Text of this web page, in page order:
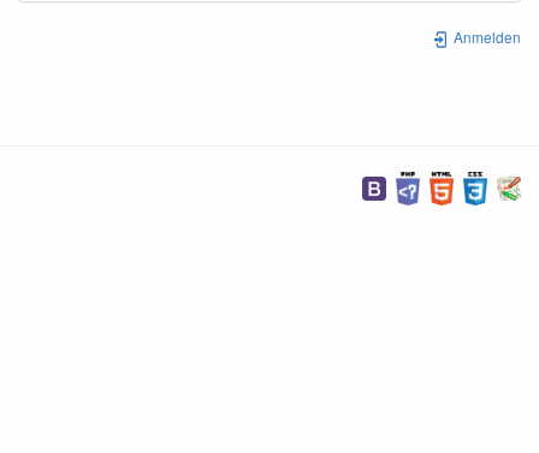
Anmelden